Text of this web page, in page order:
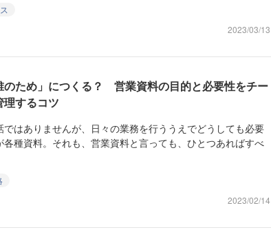
2023/03/13
のため」につくる？ 営業資料の目的と必要性をチー
理するコツ
はありませんが、日々の業務を行ううえでどうしても必要
各種資料。それも、営業資料と言っても、ひとつあればすべ
2023/02/14